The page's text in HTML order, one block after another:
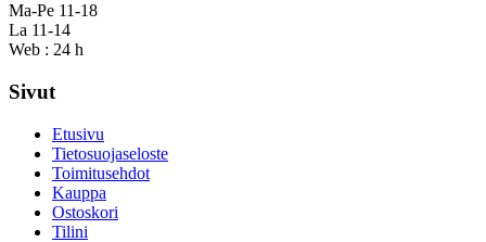
Ma-Pe 11-18
La 11-14
Web : 24 h
Sivut
Etusivu
Tietosuojaseloste
Toimitusehdot
Kauppa
Ostoskori
Tilini